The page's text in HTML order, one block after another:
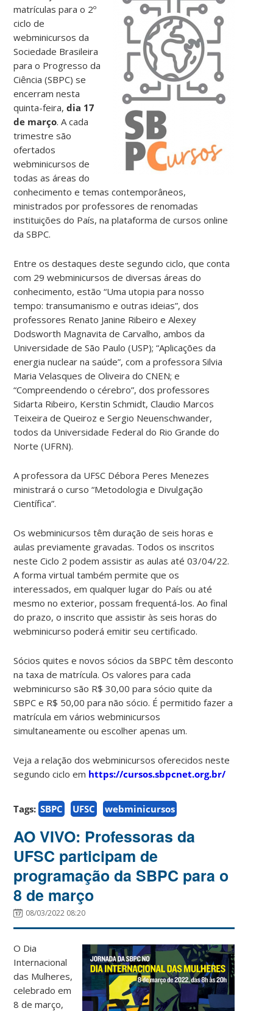
matrículas para o 2º
ciclo de
webminicursos da
Sociedade Brasileira
para o Progresso da
Ciência (SBPC) se
encerram nesta
quinta-feira,dia 17
de março. A cada
trimestre são
ofertados
webminicursos de
todas as áreas do
conhecimento e temas contemporâneos,
ministrados por professores de renomadas
instituições do País, na plataforma de cursos online
da SBPC.
Entre os destaques deste segundo ciclo, que conta
com 29 webminicursos de diversas áreas do
conhecimento, estão “Uma utopia para nosso
tempo: transumanismo e outras ideias”, dos
professores Renato Janine Ribeiro e Alexey
Dodsworth Magnavita de Carvalho, ambos da
Universidade de São Paulo (USP); “Aplicações da
energia nuclear na saúde”, com a professora Silvia
Maria Velasques de Oliveira do CNEN; e
“Compreendendo o cérebro”, dos professores
Sidarta Ribeiro, Kerstin Schmidt, Claudio Marcos
Teixeira de Queiroz e Sergio Neuenschwander,
todos da Universidade Federal do Rio Grande do
Norte (UFRN).
A professora da UFSC Débora Peres Menezes
ministrará o curso “Metodologia e Divulgação
Científica”.
Os webminicursos têm duração de seis horas e
aulas previamente gravadas. Todos os inscritos
neste Ciclo 2 podem assistir as aulas até 03/04/22.
A forma virtual também permite que os
interessados, em qualquer lugar do País ou até
mesmo no exterior, possam frequentá-los. Ao final
do prazo, o inscrito que assistir às seis horas do
webminicurso poderá emitir seu certificado.
Sócios quites e novos sócios da SBPC têm desconto
na taxa de matrícula. Os valores para cada
webminicurso são R$ 30,00 para sócio quite da
SBPC e R$ 50,00 para não sócio. É permitido fazer a
matrícula em vários webminicursos
simultaneamente ou escolher apenas um.
Veja a relação dos webminicursos oferecidos neste
segundo ciclo em https://cursos.sbpcnet.org.br/
Tags: SBPC UFSC webminicursos
AO VIVO: Professoras da
UFSC participam de
programação da SBPC para o
8 de março
08/03/2022 08:20
O Dia
Internacional
das Mulheres,
celebrado em
8 de março,